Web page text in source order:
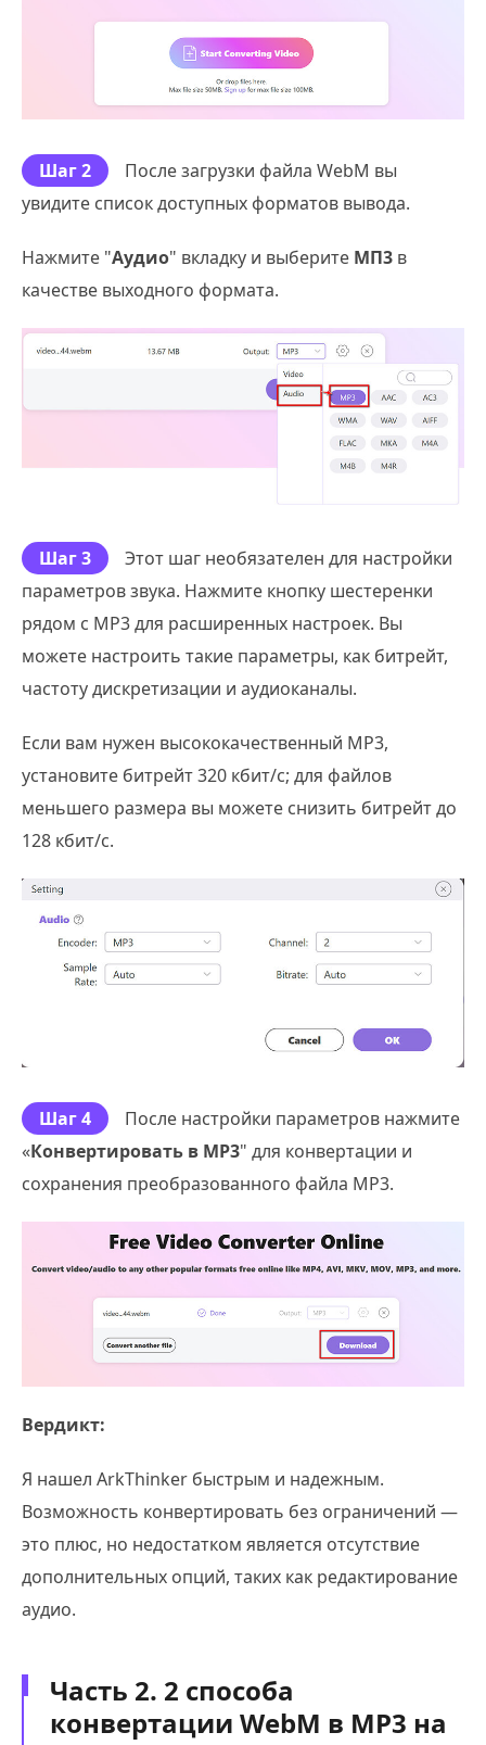
Шаг 2
После загрузки файла WebM вы
увидите список доступных форматов вывода.
Нажмите "Аудио" вкладку и выберите МП3 в
качестве выходного формата.
Шаг 3
Этот шаг необязателен для настройки
параметров звука. Нажмите кнопку шестеренки
рядом с MP3 для расширенных настроек. Вы
можете настроить такие параметры, как битрейт,
частоту дискретизации и аудиоканалы.
Если вам нужен высококачественный MP3,
установите битрейт 320 кбит/с; для файлов
меньшего размера вы можете снизить битрейт до
128 кбит/с.
Шаг 4
После настройки параметров нажмите
«Конвертировать в MP3" для конвертации и
сохранения преобразованного файла MP3.
Вердикт:
Я нашел ArkThinker быстрым и надежным.
Возможность конвертировать без ограничений —
это плюс, но недостатком является отсутствие
дополнительных опций, таких как редактирование
аудио.
Часть 2. 2 способа
конвертации WebM в MP3 на